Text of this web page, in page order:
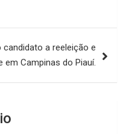
a reeleição e
em Campinas do Piauí.